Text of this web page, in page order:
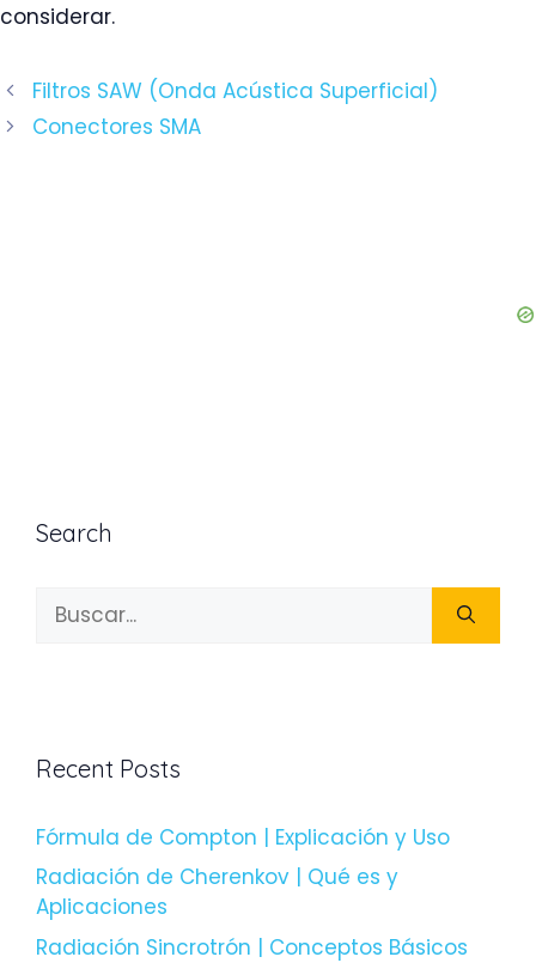
considerar.
Navegación
de
Filtros SAW (Onda Acústica Superficial)
Conectores SMA
Search
Buscar:
Recent Posts
Fórmula de Compton | Explicación y Uso
Radiación de Cherenkov | Qué es y
Aplicaciones
Radiación Sincrotrón | Conceptos Básicos